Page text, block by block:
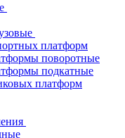
платформ
поворотные
подкатные
платформ